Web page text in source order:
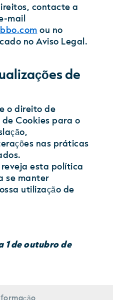
contacte a
mail
ou no
no Aviso Legal.
de
o direito de
Cookies para o
nas práticas
reveja esta política
se manter
utilização de
1 de outubro de